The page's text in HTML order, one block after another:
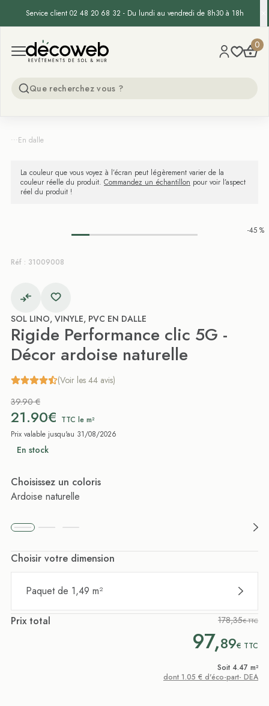
Service client 02 48 20 68 32 - Du lundi au vendredi de 8h30 à 18h
Open menu
Decoweb 0
...En dalle
La couleur que vous voyez à l’écran peut légèrement varier de la
couleur réelle du produit. Commandez un échantillon pour voir l’aspect
réel du produit !
-45 %
Réf : 31009008
SOL LINO, VINYLE, PVC EN DALLE
Rigide Performance clic 5G -
Décor ardoise naturelle
(Voir les 44 avis)
39.90 €
21.90€ TTC le m²
Prix valable jusqu'au 31/08/2026
En stock
Choisissez un coloris
Ardoise naturelle
Choisir votre dimension
Paquet de 1,49 m²
Prix total 178,35€ TTC
97,89€ TTC
Soit 4.47 m²
dont 1.05 € d'éco-part- DEA